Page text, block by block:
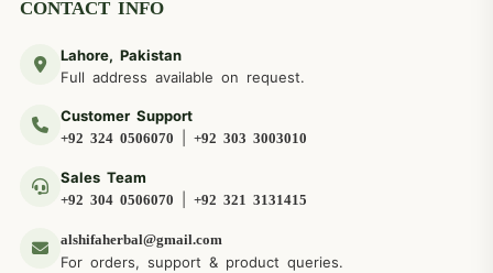
CONTACT INFO
Lahore, Pakistan
Full address available on request.
Customer Support
+92 324 0506070 +92 303 3003010
Sales Team
+92 304 0506070 +92 321 3131415
alshifaherbal@gmail.com
For orders, support & product queries.